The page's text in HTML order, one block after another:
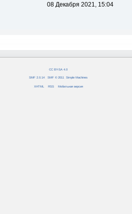
08 Декабря 2021, 15:04
CC BY-SA 4.0
SMF 2.0.14 SMF © 2011 Simple Machines
XHTML RSS Мобильная версия